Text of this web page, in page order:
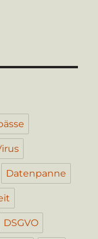
Datenpanne
DSGVO